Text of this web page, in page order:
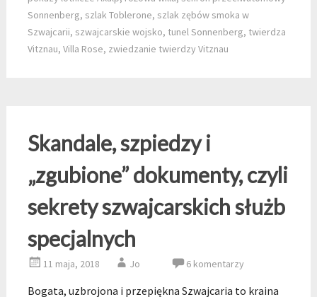
Sonnenberg, szlak Toblerone, szlak zębów smoka w
Szwajcarii, szwajcarskie wojsko, tunel Sonnenberg, twierdza
Vitznau, Villa Rose, zwiedzanie twierdzy Vitznau
Skandale, szpiedzy i
„zgubione” dokumenty, czyli
sekrety szwajcarskich służb
specjalnych
11 maja, 2018 Jo 6 komentarzy
Bogata, uzbrojona i przepiękna Szwajcaria to kraina